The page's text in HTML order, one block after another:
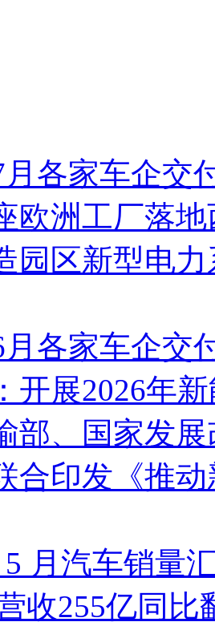
月各家车企交
欧洲工厂落
园区新型电
月各家车企交
开展2026年
部、国家发
合印发《推
5 月汽车销量
收255亿同